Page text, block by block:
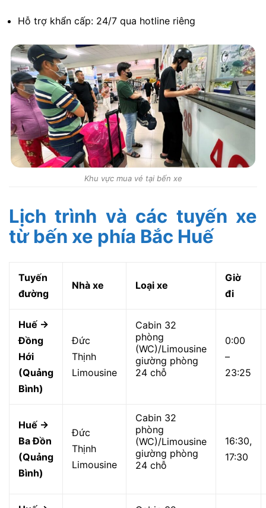
Hỗ trợ khẩn cấp: 24/7 qua hotline riêng
Khu vực mua vé tại bến xe
Lịch trình và các tuyến xe
từ bến xe phía Bắc Huế
Tuyến
đường
Nhà xe Loại xe
Giờ
đi
Huế →
Đồng
Hới
(Quảng
Bình)
Đức
Thịnh
Limousine
Cabin 32
phòng
(WC)/Limousine
giường phòng
24 chỗ
0:00
–
23:25
Huế →
Ba Đồn
(Quảng
Bình)
Đức
Thịnh
Limousine
Cabin 32
phòng
(WC)/Limousine
giường phòng
24 chỗ
16:30,
17:30